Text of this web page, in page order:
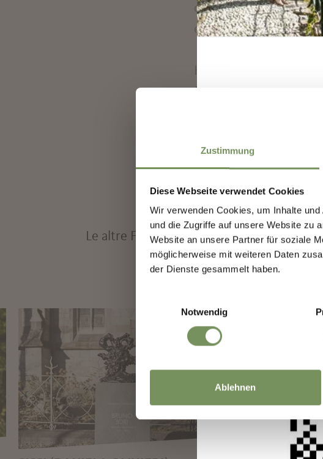
Zustimmung
Diese Webseite verwendet Cookies
Wir verwenden Cookies, um Inhalte
und die Zugriffe auf unsere Website zu
Website an unsere Partner für soziale
möglicherweise mit weiteren Daten
der Dienste gesammelt haben.
Notwendig
Ablehnen
commesso
enorme insetto.
Merano e,
primavera del 1920;
Le altre FigureUmane: